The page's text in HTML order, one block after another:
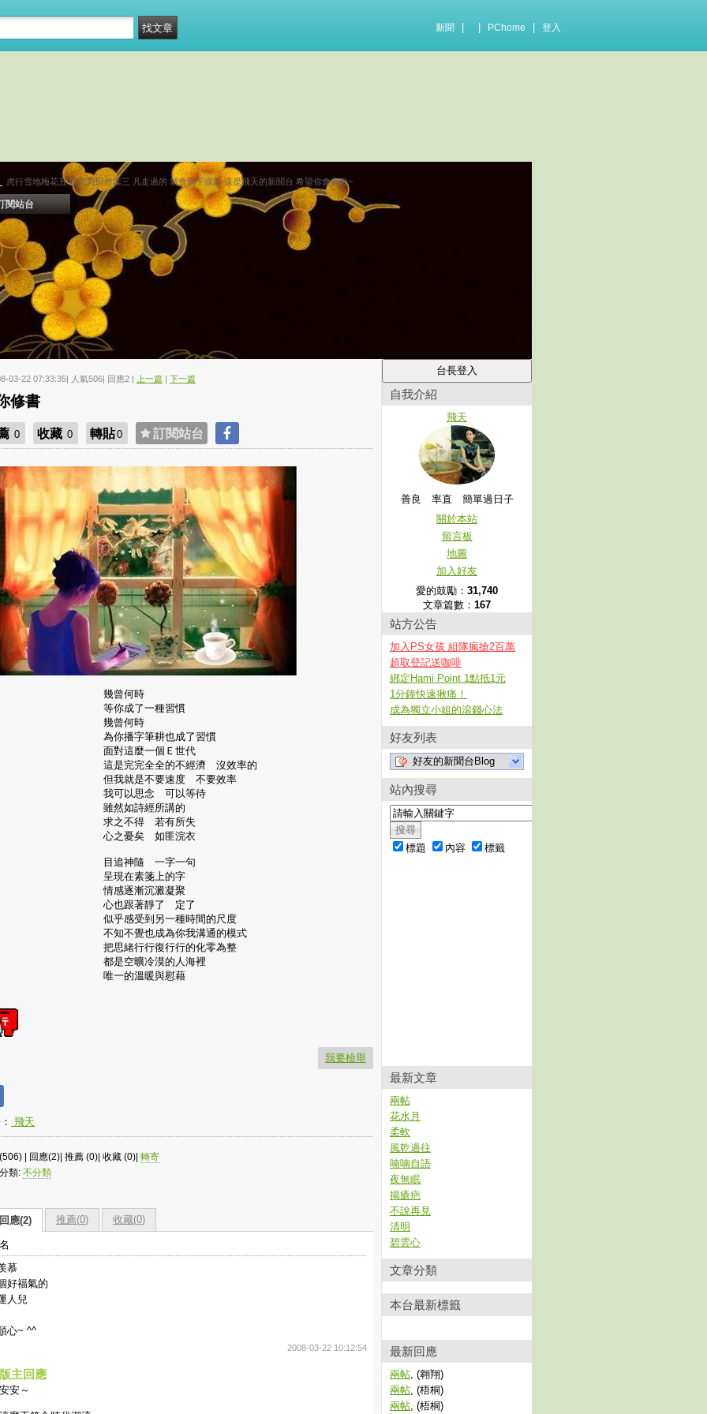
新聞 PChome 登入
虎行雪地梅花五 鶴立霜田竹葉三 凡走過的 就會留下痕跡 這是飛天的新聞台 希望你會喜歡~
閱站台
03-22 07:33:35| 人氣506| 回應2 | 上一篇 | 下一篇
修書
0 收藏 0 轉貼0 訂閱站台
曾何時
你成了一種習慣
曾何時
你播字筆耕也成了習慣
對這麼一個Ｅ世代
是完完全全的不經濟 沒效率的
我就是不要速度 不要效率
可以思念 可以等待
然如詩經所講的
之不得 若有所失
之憂矣 如匪浣衣
追神隨 一字一句
現在素箋上的字
感逐漸沉澱凝聚
也跟著靜了 定了
乎感受到另一種時間的尺度
知不覺也成為你我溝通的模式
思緒行行復行行的化零為整
是空曠冷漠的人海裡
一的溫暖與慰藉
我要檢舉
飛天
| 回應(2)| 推薦 (0)| 收藏 (0)| 轉寄
類: 不分類
回應(2) 推薦(0) 收藏(0)
慕
好福氣的
人兒
心~ ^^
2008-03-22 10:12:54
版主回應
安安～
自我介紹
飛天
善良 率直 簡單過日子
關於本站
留言板
地圖
加入好友
愛的鼓勵： 31,740
文章篇數： 167
站方公告
加入PS女孩 組隊瘋搶2百萬
超取登記送咖啡
綁定Hami Point 1點抵1元
1分鐘快速揪痛！
成為獨立小姐的滾錢心法
好友列表
好友的新聞台Blog
站內搜尋
標題 內容 標籤
最新文章
兩帖
花水月
柔軟
風乾過往
喃喃自語
夜無眠
揭瘡疤
不說再見
清明
碧雲心
文章分類
本台最新標籤
最新回應
兩帖, (翱翔)
兩帖, (梧桐)
兩帖, (梧桐)